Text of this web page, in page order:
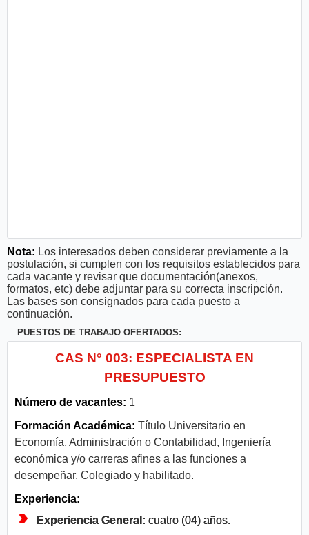
Nota: Los interesados deben considerar previamente a la
postulación, si cumplen con los requisitos establecidos para
cada vacante y revisar que documentación(anexos,
formatos, etc) debe adjuntar para su correcta inscripción.
Las bases son consignados para cada puesto a
continuación.
PUESTOS DE TRABAJO OFERTADOS:
CAS N° 003: ESPECIALISTA EN
PRESUPUESTO
Número de vacantes: 1
Formación Académica: Título Universitario en
Economía, Administración o Contabilidad, Ingeniería
económica y/o carreras afines a las funciones a
desempeñar, Colegiado y habilitado.
Experiencia:
Experiencia General: cuatro (04) años.